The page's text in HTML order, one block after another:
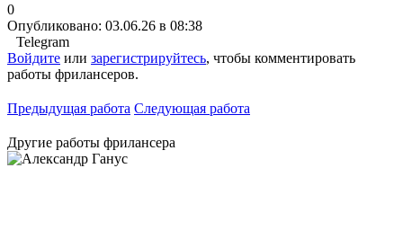
0
Опубликовано: 03.06.26 в 08:38
Telegram
Войдите или зарегистрируйтесь, чтобы комментировать
работы фрилансеров.
Предыдущая работа Следующая работа
Другие работы фрилансера